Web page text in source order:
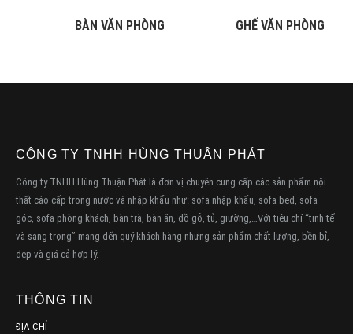
BÀN VĂN PHÒNG GHẾ VĂN PHÒNG
CÔNG TY TNHH HÙNG THUẬN PHÁT
Công ty TNHH Hùng Thuận Phát là đơn vị chuyên cung cấp các sản phẩm nội
thất cáo cấp trong nước và nhập khẩu như: sofa nhập khẩu, sofa bed, sofa
góc, sofa phòng khách, bàn trà, bàn ăn, đồ gỗ, tủ, giường,…Với tiêu chí “tinh tế
và sang trọng” mang đến quý khách hàng những sản phẩm chất lượng, bền bỉ,
đẹp và giá cả hợp lý.
THÔNG TIN
ĐỊA CHỈ